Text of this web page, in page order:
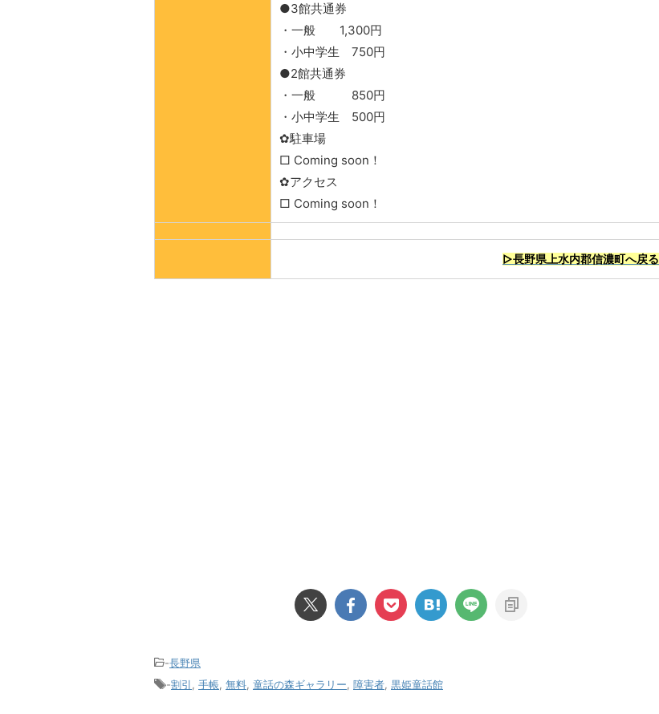
●3館共通券
・一般 1,300円
・小中学生 750円
●2館共通券
・一般 850円
・小中学生 500円
✿駐車場
□ Coming soon！
✿アクセス
□ Coming soon！
▷長野県上水内郡信濃町へ戻る
-長野県
-割引 手帳 無料 童話の森ギャラリー 障害者 黒姫童話館